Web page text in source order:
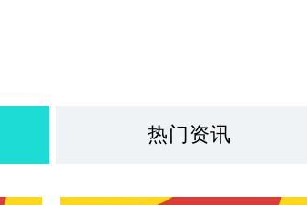
热门资讯